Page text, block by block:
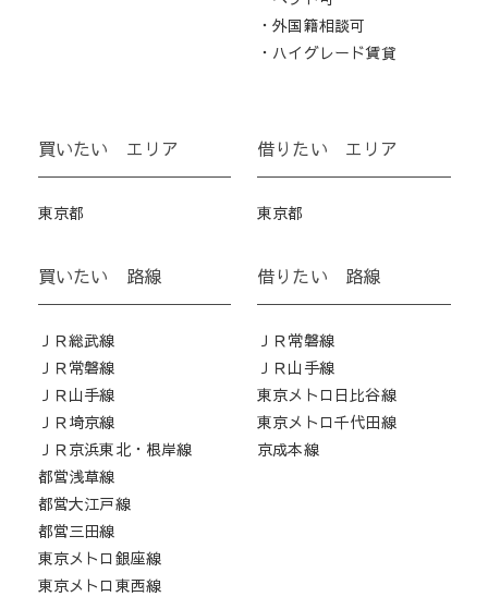
・外国籍相談可
・ハイグレード賃貸
買いたい エリア
東京都
買いたい 路線
ＪＲ総武線
ＪＲ常磐線
ＪＲ山手線
ＪＲ埼京線
ＪＲ京浜東北・根岸線
都営浅草線
都営大江戸線
都営三田線
東京メトロ銀座線
東京メトロ東西線
借りたい エリア
東京都
借りたい 路線
ＪＲ常磐線
ＪＲ山手線
東京メトロ日比谷線
東京メトロ千代田線
京成本線